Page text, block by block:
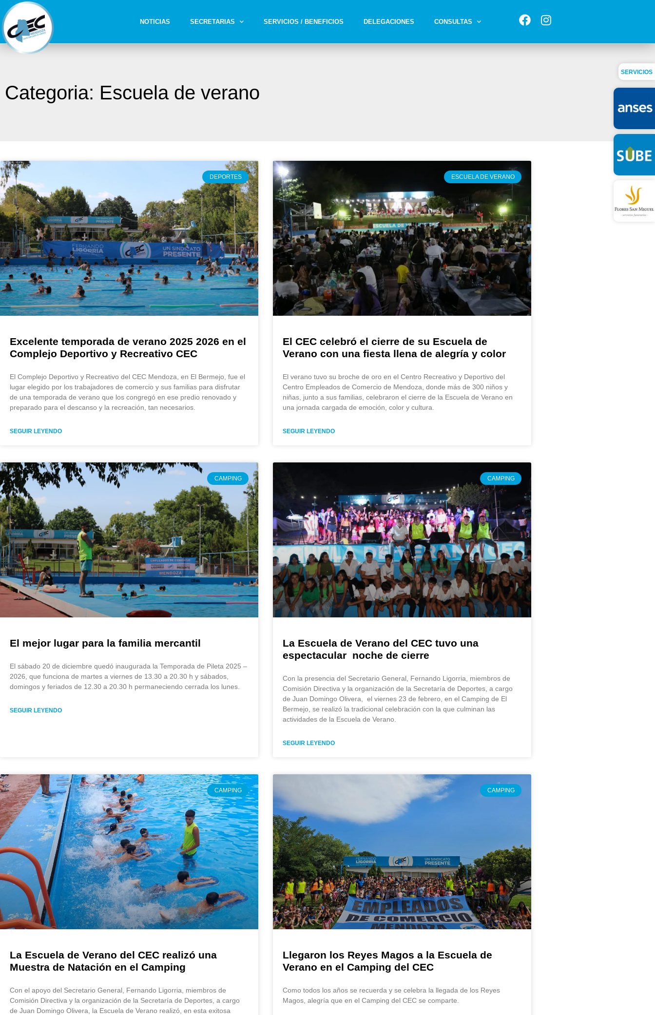
NOTICIAS SECRETARIAS SERVICIOS / BENEFICIOS DELEGACIONES CONSULTAS
Categoria: Escuela de verano
DEPORTES
Excelente temporada de verano 2025 2026 en el
Complejo Deportivo y Recreativo CEC
El Complejo Deportivo y Recreativo del CEC Mendoza, en El Bermejo, fue el
lugar elegido por los trabajadores de comercio y sus familias para disfrutar
de una temporada de verano que los congregó en ese predio renovado y
preparado para el descanso y la recreación, tan necesarios.
SEGUIR LEYENDO
ESCUELA DE VERANO
El CEC celebró el cierre de su Escuela de
Verano con una fiesta llena de alegría y color
El verano tuvo su broche de oro en el Centro Recreativo y Deportivo del
Centro Empleados de Comercio de Mendoza, donde más de 300 niños y
niñas, junto a sus familias, celebraron el cierre de la Escuela de Verano en
una jornada cargada de emoción, color y cultura.
SEGUIR LEYENDO
CAMPING
El mejor lugar para la familia mercantil
El sábado 20 de diciembre quedó inaugurada la Temporada de Pileta 2025 –
2026, que funciona de martes a viernes de 13.30 a 20.30 h y sábados,
domingos y feriados de 12.30 a 20.30 h permaneciendo cerrada los lunes.
SEGUIR LEYENDO
CAMPING
La Escuela de Verano del CEC tuvo una
espectacular noche de cierre
Con la presencia del Secretario General, Fernando Ligorria, miembros de
Comisión Directiva y la organización de la Secretaría de Deportes, a cargo
de Juan Domingo Olivera, el viernes 23 de febrero, en el Camping de El
Bermejo, se realizó la tradicional celebración con la que culminan las
actividades de la Escuela de Verano.
SEGUIR LEYENDO
CAMPING
La Escuela de Verano del CEC realizó una
Muestra de Natación en el Camping
Con el apoyo del Secretario General, Fernando Ligorria, miembros de
Comisión Directiva y la organización de la Secretaría de Deportes, a cargo
de Juan Domingo Olivera, la Escuela de Verano realizó, en esta exitosa
CAMPING
Llegaron los Reyes Magos a la Escuela de
Verano en el Camping del CEC
Como todos los años se recuerda y se celebra la llegada de los Reyes
Magos, alegría que en el Camping del CEC se comparte.
SERVICIOS